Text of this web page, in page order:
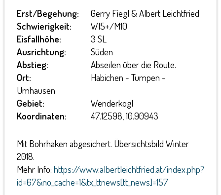
Erst/Begehung:
Gerry Fiegl & Albert Leichtfried
Schwierigkeit:
WI5+/M10
Eisfallhöhe:
3 SL
Ausrichtung:
Süden
Abstieg:
Abseilen über die Route.
Ort:
Habichen - Tumpen -
Umhausen
Gebiet:
Wenderkogl
Koordinaten:
47.12598, 10.90943
Mit Bohrhaken abgesichert. Übersichtsbild Winter
2018.
Mehr Info: https://www.albertleichtfried.at/index.php?
id=67&no_cache=1&tx_ttnews[tt_news]=157